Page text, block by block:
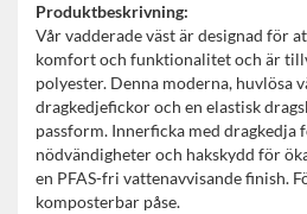
Produktbeskrivning:
Vår vadderade väst är designad för
komfort och funktionalitet och är
polyester. Denna moderna, huvlösa
dragkedjefickor och en elastisk
passform. Innerficka med
nödvändigheter och hakskydd för
en PFAS-fri vattenavvisande finish.
komposterbar påse.